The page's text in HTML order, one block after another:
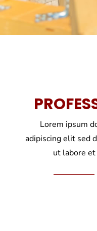
Lorem ipsum
adipiscing elit sed
ut labore